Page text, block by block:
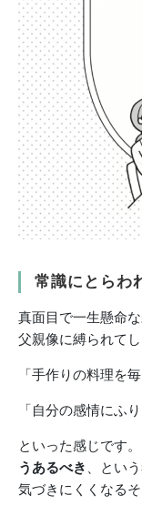
常識にとらわ
真面目で一生懸命
父親像に縛られて
「手作りの料理を
「自分の感情にふ
といった感じです
うあるべき
、とい
気づきにくくなるそ